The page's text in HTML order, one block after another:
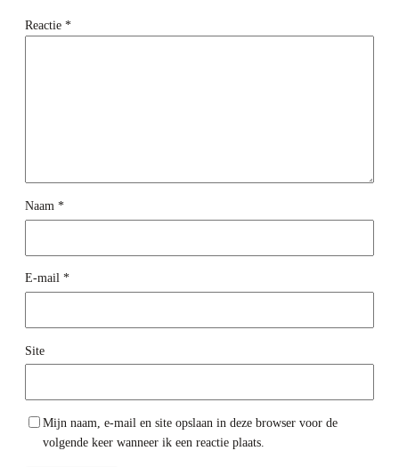
Reactie *
Naam *
E-mail *
Site
Mijn naam, e-mail en site opslaan in deze browser voor de
volgende keer wanneer ik een reactie plaats.